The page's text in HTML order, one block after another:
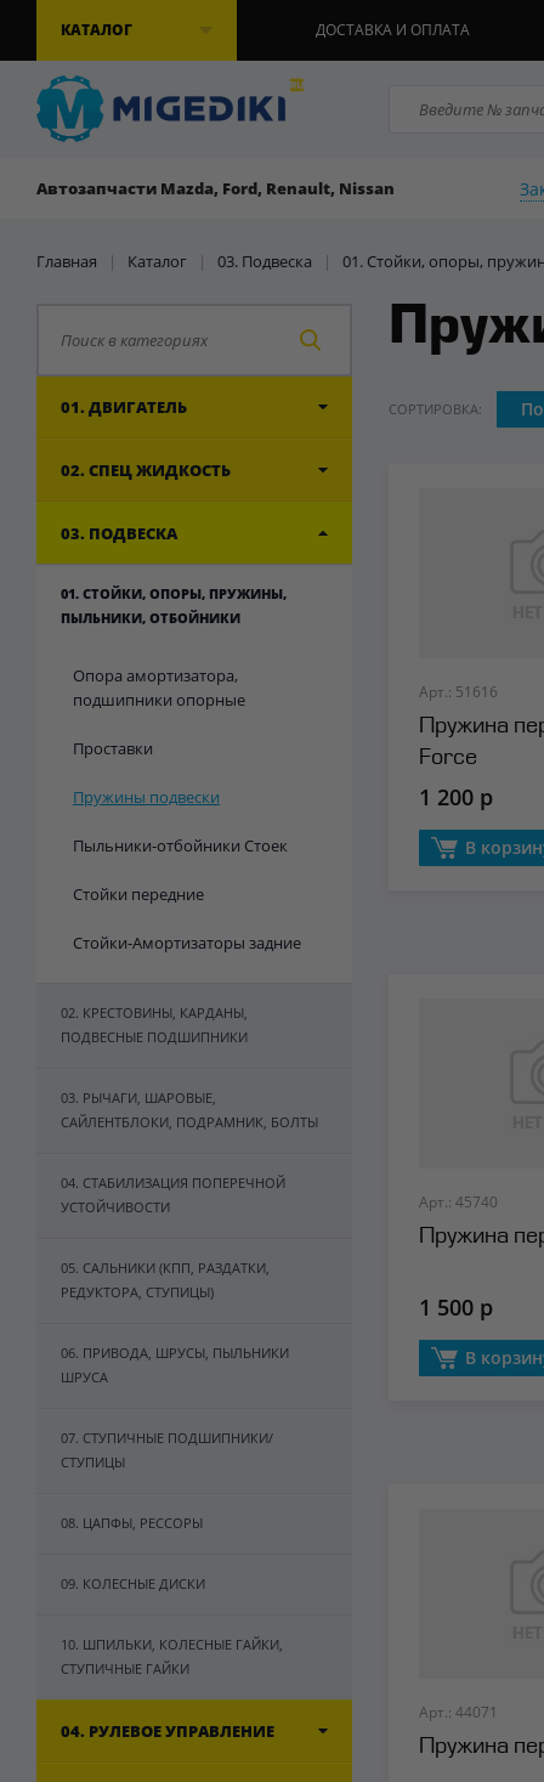
КАТАЛОГ ДОСТАВКА И ОПЛАТА
Автозапчасти Mazda, Ford, Renault, Nissan
Главная | Каталог | 03. Подвеска | 01. Стойки, опоры,
01. ДВИГАТЕЛЬ
02. СПЕЦ ЖИДКОСТЬ
03. ПОДВЕСКА
01. СТОЙКИ, ОПОРЫ, ПРУЖИНЫ,
ПЫЛЬНИКИ, ОТБОЙНИКИ
Опора амортизатора,
подшипники опорные
Проставки
Пружины подвески
Пыльники-отбойники Стоек
Стойки передние
Стойки-Амортизаторы задние
02. КРЕСТОВИНЫ, КАРДАНЫ,
ПОДВЕСНЫЕ ПОДШИПНИКИ
03. РЫЧАГИ, ШАРОВЫЕ,
САЙЛЕНТБЛОКИ, ПОДРАМНИК, БОЛТЫ
04. СТАБИЛИЗАЦИЯ ПОПЕРЕЧНОЙ
УСТОЙЧИВОСТИ
05. САЛЬНИКИ (КПП, РАЗДАТКИ,
РЕДУКТОРА, СТУПИЦЫ)
06. ПРИВОДА, ШРУСЫ, ПЫЛЬНИКИ
ШРУСА
07. СТУПИЧНЫЕ ПОДШИПНИКИ/
СТУПИЦЫ
08. ЦАПФЫ, РЕССОРЫ
09. КОЛЕСНЫЕ ДИСКИ
10. ШПИЛЬКИ, КОЛЕСНЫЕ ГАЙКИ,
СТУПИЧНЫЕ ГАЙКИ
04. РУЛЕВОЕ УПРАВЛЕНИЕ
СОРТИРОВКА:
Арт.: 51616
Пружина
Force
1 200 р
В
Арт.: 45740
Пружина
1 500 р
В
Арт.: 44071
Пружина